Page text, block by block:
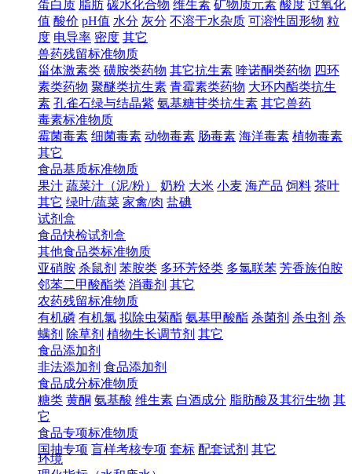
蛋白质 脂肪 碳水化合物 维生素 矿物质元素 酸度 过氧化
值 酸价 pH值 水分 灰分 不溶于水杂质 可溶性固形物 粒
度 电导率 密度 其它
兽药残留标准物质
甾体激素类 磺胺类药物 其它抗生素 喹诺酮类药物 四环
素类药物 聚醚类抗生素 青霉素类药物 大环内酯类抗生
素 孔雀石绿与结晶紫 氨基糖苷类抗生素 其它兽药
毒素标准物质
霉菌毒素 细菌毒素 动物毒素 肠毒素 海洋毒素 植物毒素
其它
食品基质标准物质
果汁 蔬菜汁（泥/粉） 奶粉 大米 小麦 海产品 饲料 茶叶
其它 绿叶/蔬菜 家禽/肉 盐碘
试剂盒
食品快检试剂盒
其他食品类标准物质
亚硝胺 杀鼠剂 苯胺类 多环芳烃类 多氯联苯 芳香族伯胺
邻苯二甲酸酯类 消毒剂 其它
农药残留标准物质
有机磷 有机氯 拟除虫菊酯 氨基甲酸酯 杀菌剂 杀虫剂 杀
螨剂 除草剂 植物生长调节剂 其它
食品添加剂
非法添加剂 食品添加剂
食品成分标准物质
糖类 黄酮 氨基酸 维生素 白酒成分 脂肪酸及其衍生物 其
它
食品专项标准物质
国抽专项 盲样考核专项 套标 配套试剂 其它
环境